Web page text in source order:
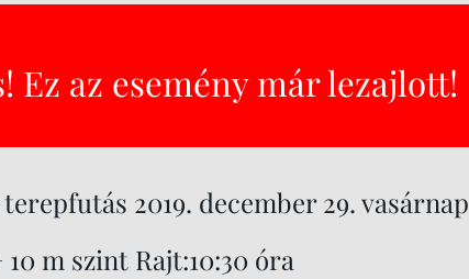
Ez az esemény már lezajlott!
2019. december 29. vasárnap
10 m szint Rajt:10:30 óra